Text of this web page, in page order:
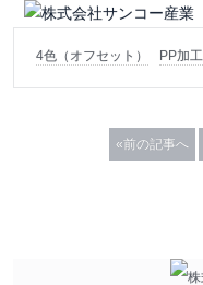
4色（オフセット） PP加工
«前の記事へ